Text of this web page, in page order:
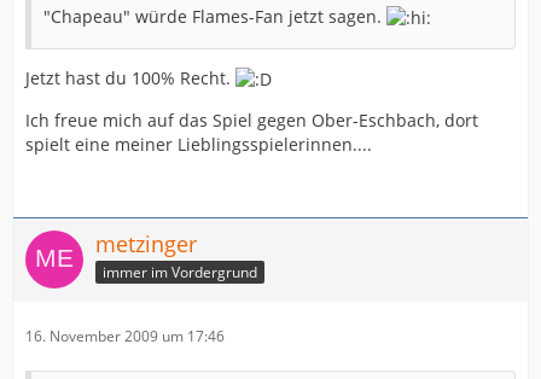
"Chapeau" würde Flames-Fan jetzt sagen.
Jetzt hast du 100% Recht.
Ich freue mich auf das Spiel gegen Ober-Eschbach, dort
spielt eine meiner Lieblingsspielerinnen....
metzinger
immer im Vordergrund
16. November 2009 um 17:46